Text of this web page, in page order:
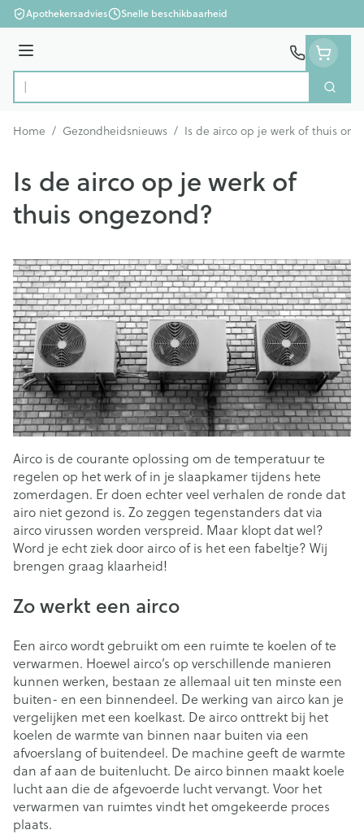
Ga naar de inhoud
Apothekersadvies Snelle beschikbaarheid
Menu
Product, merk, categorie... Zoek
Home / Gezondheidsnieuws / Is de airco op je werk of thuis
Is de airco op je werk of
thuis ongezond?
Airco is de courante oplossing om de temperatuur te
regelen op het werk of in je slaapkamer tijdens hete
zomerdagen. Er doen echter veel verhalen de ronde dat
airo niet gezond is. Zo zeggen tegenstanders dat via
airco virussen worden verspreid. Maar klopt dat wel?
Word je echt ziek door airco of is het een fabeltje? Wij
brengen graag klaarheid!
Zo werkt een airco
Een airco wordt gebruikt om een ruimte te koelen of te
verwarmen. Hoewel airco’s op verschillende manieren
kunnen werken, bestaan ze allemaal uit ten minste een
buiten- en een binnendeel. De werking van airco kan je
vergelijken met een koelkast. De airco onttrekt bij het
koelen de warmte van binnen naar buiten via een
afvoerslang of buitendeel. De machine geeft de warmte
dan af aan de buitenlucht. De airco binnen maakt koele
lucht aan die de afgevoerde lucht vervangt. Voor het
verwarmen van ruimtes vindt het omgekeerde proces
plaats.